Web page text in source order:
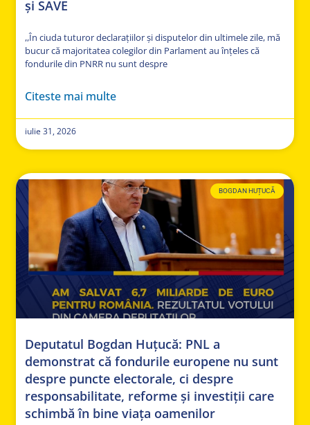
și SAVE
,,În ciuda tuturor declarațiilor și disputelor din ultimele zile, mă
bucur că majoritatea colegilor din Parlament au înțeles că
fondurile din PNRR nu sunt despre
Citeste mai multe
iulie 31, 2026
BOGDAN HUȚUCĂ
Deputatul Bogdan Huțucă: PNL a
demonstrat că fondurile europene nu sunt
despre puncte electorale, ci despre
responsabilitate, reforme și investiții care
schimbă în bine viața oamenilor